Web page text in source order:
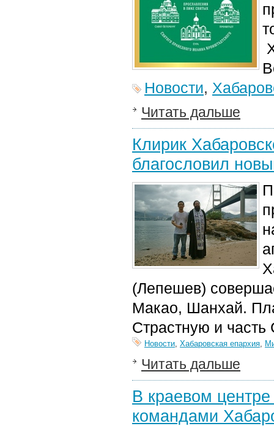
Новости,
Читать дальше
Клирик
благословил
(Лепешев)
Макао, Шанхай.
Страстную и
Новости, Хабаровская епархия,
Читать дальше
В краевом
командами